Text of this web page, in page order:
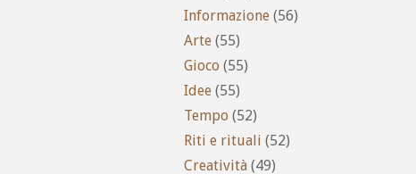
Informazione (56)
Arte (55)
Gioco (55)
Idee (55)
Tempo (52)
Riti e rituali (52)
Creatività (49)